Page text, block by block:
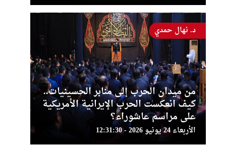
من ميدان الحرب إلى منابر الحسينيات..
كيف انعكست الحرب الإيرانية الأمريكية
على مراسم عاشوراء؟
الأربعاء 24 يونيو 2026 - 12:31:30
د. نهال حمدي